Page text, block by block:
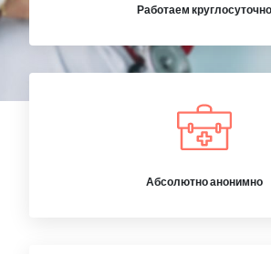
Работаем круглосуточно
Абсолютно анонимно